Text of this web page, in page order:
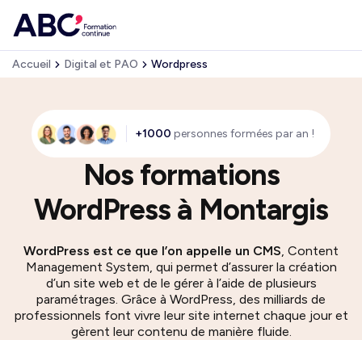
Accueil Digital et PAO Wordpress
+1000 personnes formées par an !
Nos formations
WordPress à Montargis
WordPress est ce que l’on appelle un CMS, Content
Management System, qui permet d’assurer la création
d’un site web et de le gérer à l’aide de plusieurs
paramétrages. Grâce à WordPress, des milliards de
professionnels font vivre leur site internet chaque jour et
gèrent leur contenu de manière fluide.